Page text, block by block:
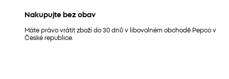
Nakupujte bez obav
Máte právo vrátit zboží do 30 dnů v libovolném obchodě Pepco v
České republice.